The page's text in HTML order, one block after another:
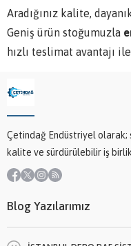
Aradığınız kalite,
Geniş ürün stoğumuzla
hızlı teslimat avantajı
Çetindağ Endüstriyel olarak;
kalite ve sürdürülebilir iş
Blog Yazılarımız